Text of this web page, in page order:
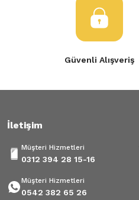
Güvenli Alışveriş
İletişim
Müşteri Hizmetleri
0312 394 28 15-16
Müşteri Hizmetleri
0542 382 65 26